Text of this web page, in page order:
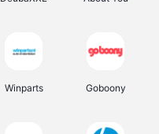
Winparts Goboony